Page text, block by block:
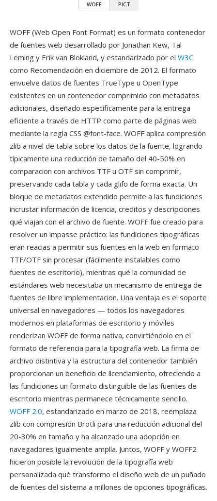
WOFF PICT
WOFF (Web Open Font Format) es un formato contenedor
de fuentes web desarrollado por Jonathan Kew, Tal
Leming y Erik van Blokland, y estandarizado por el W3C
como Recomendación en diciembre de 2012. El formato
envuelve datos de fuentes TrueType u OpenType
existentes en un contenedor comprimido con metadatos
adicionales, diseñado específicamente para la entrega
eficiente a través de HTTP como parte de páginas web
mediante la regla CSS @font-face. WOFF aplica compresión
zlib a nivel de tabla sobre los datos de la fuente, logrando
típicamente una reducción de tamaño del 40-50% en
comparacion con archivos TTF u OTF sin comprimir,
preservando cada tabla y cada glifo de forma exacta. Un
bloque de metadatos extendido permite a las fundiciones
incrustar información de licencia, creditos y descripciones
qué viajan con el archivo de fuente. WOFF fue creado para
resolver un impasse práctico: las fundiciones tipográficas
eran reacias a permitir sus fuentes en la web en formato
TTF/OTF sin procesar (fácilmente instalables como
fuentes de escritorio), mientras qué la comunidad de
estándares web necesitaba un mecanismo de entrega de
fuentes de libre implementacion. Una ventaja es el soporte
universal en navegadores — todos los navegadores
modernos en plataformas de escritorio y móviles
renderizan WOFF de forma nativa, convirtiéndolo en el
formato de referencia para la tipografía web. La firma de
archivo distintiva y la estructura del contenedor también
proporcionan un beneficio de licenciamiento, ofreciendo a
las fundiciones un formato distinguible de las fuentes de
escritorio mientras permanece técnicamente sencillo.
WOFF 2.0, estandarizado en marzo de 2018, reemplaza
zlib con compresión Brotli para una reducción adicional del
20-30% en tamaño y ha alcanzado una adopción en
navegadores igualmente amplía. Juntos, WOFF y WOFF2
hicieron posible la revolución de la tipografía web
personalizada qué transformo el diseño web de un puñado
de fuentes del sistema a millones de opciones tipográficas.